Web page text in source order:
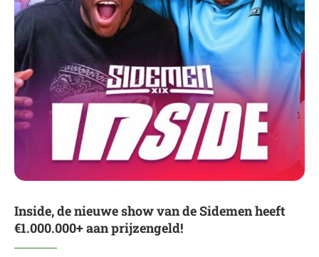
Inside, de nieuwe show van de Sidemen heeft
€1.000.000+ aan prijzengeld!